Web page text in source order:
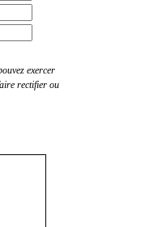
exercer
rectifier ou